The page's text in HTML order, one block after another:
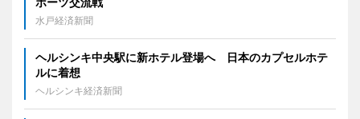
水戸経済新聞
ヘルシンキ中央駅に新ホテル登場へ 日本のカプセルホテ
ルに着想
ヘルシンキ経済新聞